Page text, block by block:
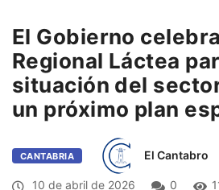
El Gobierno
Regional Láctea
situación del
un próximo plan
CANTABRIA El Cantabro
10 de abril de 2026 0